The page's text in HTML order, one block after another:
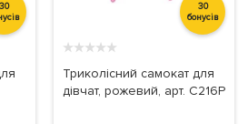
30
30
бонусів
★★★★★
Триколісний самокат для
дівчат, рожевий, арт. C216P